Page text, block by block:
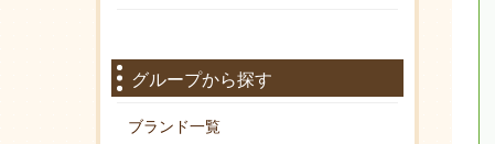
グループから探す
ブランド一覧